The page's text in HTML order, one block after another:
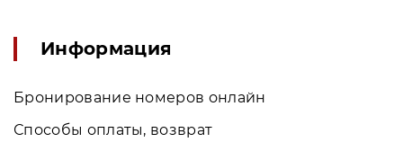
Информация
Бронирование номеров онлайн
Способы оплаты, возврат